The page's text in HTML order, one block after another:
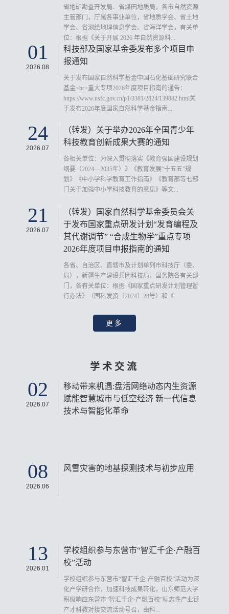
省地矿勘查开发局、省煤田地质局，各市自然资源
主管部门，厅属各事业单位，省地质学会、省土地
学会、省测绘地理信息学会、省海洋学会，有关单
位：根据《关于开展 2026 年自然资源科...
01
2026.08
科技部及国家基金委发布多个项目申
报通知
关于发布国家自然科学基金中国石化基础研究联合
基金<br>重大专项2026年度项目指南的通告：
https://www.nsfc.gov.cn/p1/3381/2824/139882.html关
于发布2026年度国家自然科学基金指南...
24
2026.07
（转发）关于举办2026年全国青少年
科技教育创新成果大赛的通知
各相关单位：为深入贯彻落实《教育强国建设规划
纲要（2024—2035年）》《教育发展“十五五”规
划》《中小学科学教育工作指南》《教育部等七部
门关于加强中小学科技教育的意见》等文...
21
2026.07
（转发）国家自然科学基金委员会关
于发布国家重点研发计划“发育编程及
其代谢调节” “合成生物学”重点专项
2026年度项目申报指南的通知
各省、自治区、直辖市及计划单列市科技厅（委、
局），新疆生产建设兵团科技局，国务院各有关部
门，各有关单位：根据《国家重点研发计划管理暂
行办法》（国科发资〔2024〕28号）和《...
更多
学术交流
02
2026.07
移动带来机遇:盘活网络动态内生资源
赋能智慧城市与低空经济 ​新一代信息
技术与智能化革命
08
2026.06
风雪灾害的地基探测技术与初步应用
13
2026.01
学校组织参与东营市“智汇千企·产融百
校”活动
学校组织参与东营市“智汇千企·产融百校”活动为深
化产学研合作，加速科技成果转化，山东师范大学
积极响应东营市“智汇千企·产融百校”标志性产业链
产才科教对接交流活动号召，由科...